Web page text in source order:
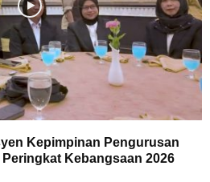
Kepimpinan Pengurusan
Kebangsaan 2026